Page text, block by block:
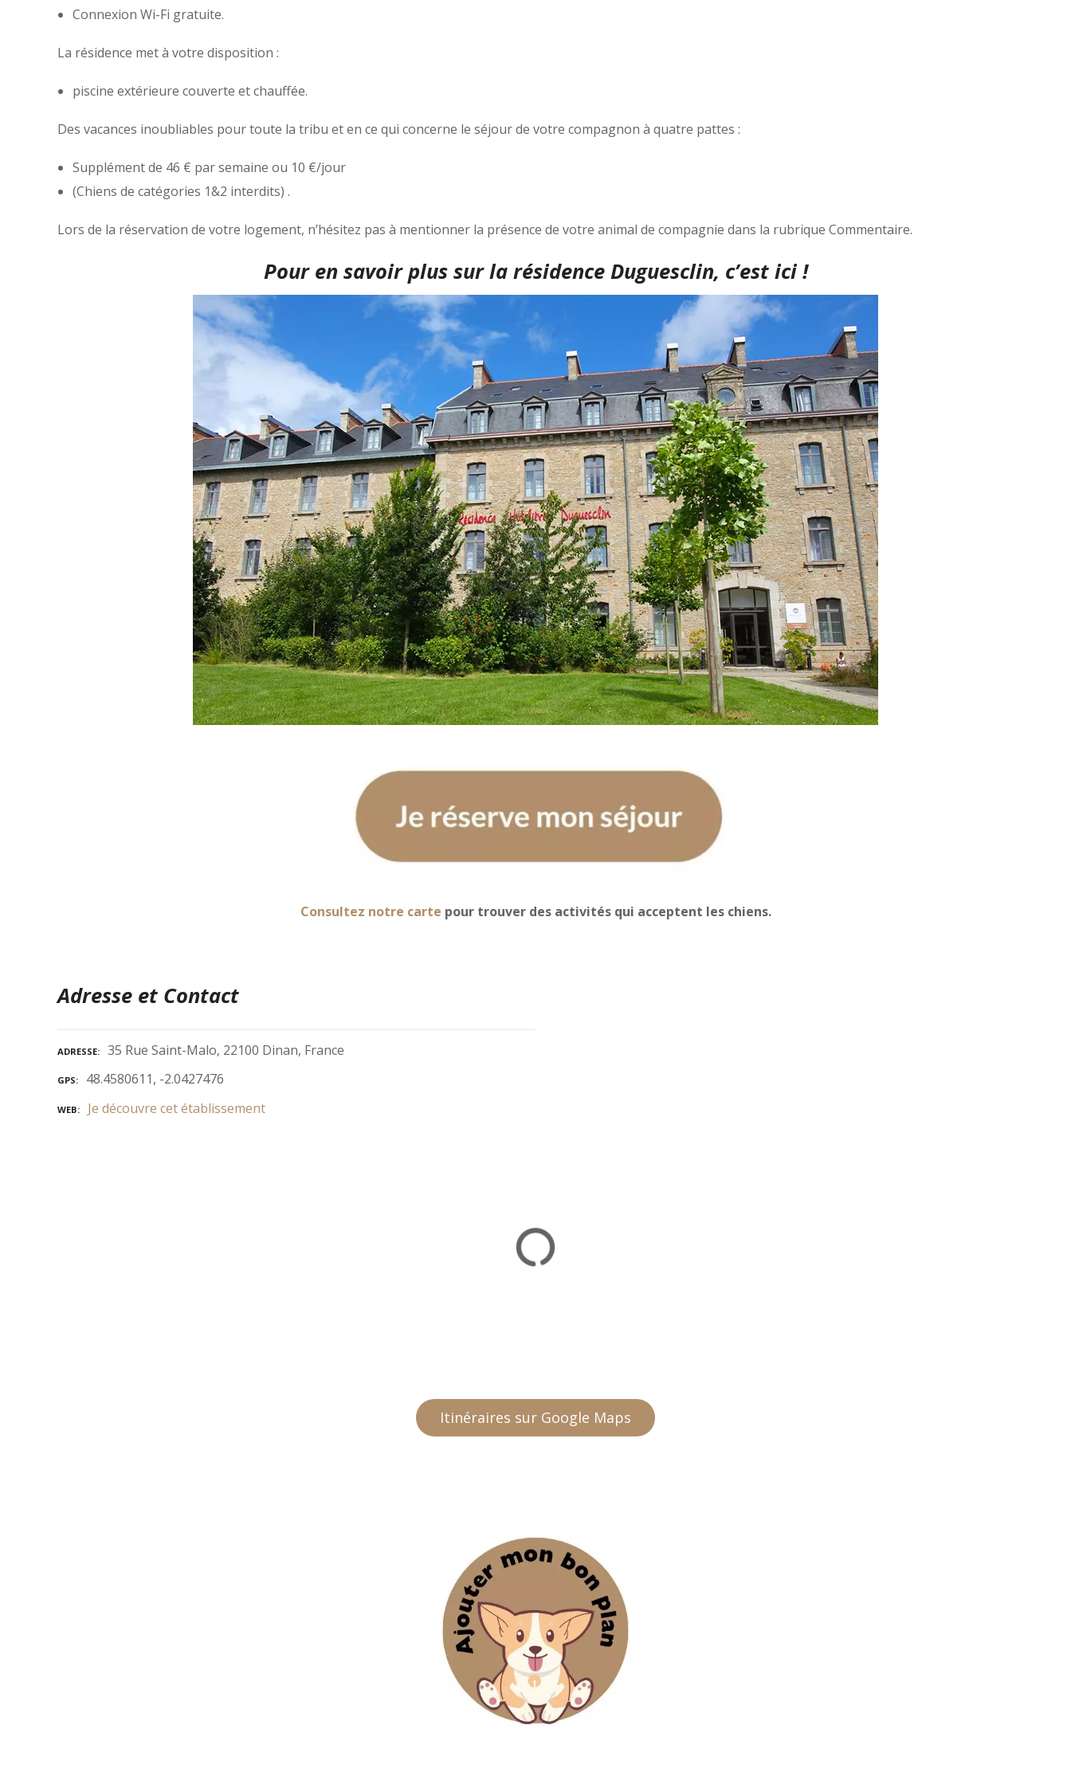
Connexion Wi-Fi gratuite.
La résidence met à votre disposition :
piscine extérieure couverte et chauffée.
Des vacances inoubliables pour toute la tribu et en ce qui concerne le séjour de votre compagnon à quatre pattes :
Supplément de 46 € par semaine ou 10 €/jour
(Chiens de catégories 1&2 interdits) .
Lors de la réservation de votre logement, n’hésitez pas à mentionner la présence de votre animal de compagnie dans la rubrique Commentaire.
Pour en savoir plus sur la résidence Duguesclin, c’est ici !
Consultez notre carte pour trouver des activités qui acceptent les chiens.
Adresse et Contact
ADRESSE 35 Rue Saint-Malo, 22100 Dinan, France
GPS 48.4580611, -2.0427476
WEB Je découvre cet établissement
Itinéraires sur Google Maps